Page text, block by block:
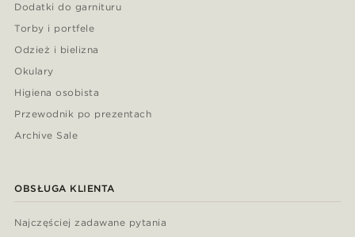
Dodatki do garnituru
Torby i portfele
Odzież i bielizna
Okulary
Higiena osobista
Przewodnik po prezentach
Archive Sale
OBSŁUGA KLIENTA
Najczęściej zadawane pytania